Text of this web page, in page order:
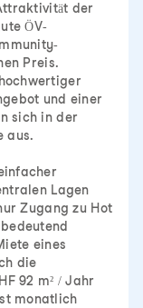
der
ÖV-
Preis.
und einer
sich in der
aus.
Lagen
Zugang zu Hot
eines
die
92 m² / Jahr
monatlich